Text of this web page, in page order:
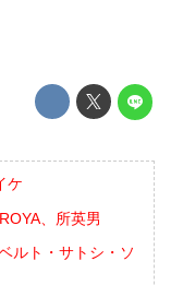
ケ
、所英男
ルト・サトシ・ソ